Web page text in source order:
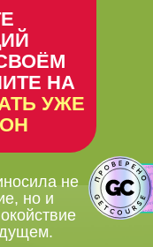
не
но и
НА
УЖЕ